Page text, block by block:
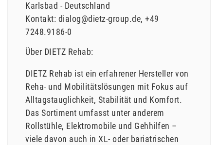
Karlsbad
Deutschland
Kontakt: dialog@dietz-group.de +49
7248.9186-0
Über DIETZ Rehab:
DIETZ Rehab ist ein erfahrener Hersteller von
Reha- und Mobilitätslösungen mit Fokus auf
Alltagstauglichkeit, Stabilität und Komfort.
Das Sortiment umfasst unter anderem
Rollstühle, Elektromobile und Gehhilfen –
viele davon auch in XL- oder bariatrischen